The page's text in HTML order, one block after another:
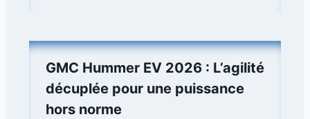
GMC Hummer EV 2026 : L’agilité
décuplée pour une puissance
hors norme